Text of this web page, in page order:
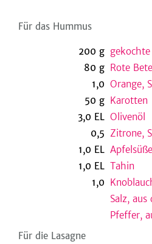
Für das Hummus
200 g
80 g Rote Bete
1,0 Orange,
50 g Karotten
3,0 EL Olivenöl
0,5 Zitrone,
1,0 EL Apfelsüße
1,0 EL Tahin
1,0
Salz,
Pfeffer,
Für die Lasagne